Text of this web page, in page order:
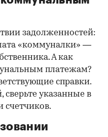
задолженностей:
«коммуналки» —
А как
платежам?
справки.
указанные в
счетчиков.